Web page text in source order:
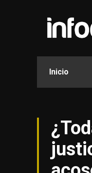
Inicio